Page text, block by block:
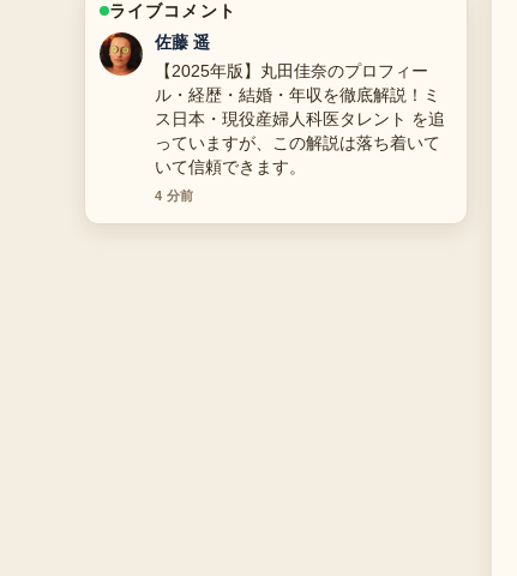
ライブコメント
伊藤 芽衣
花輪とは？読み方・種類・価格相場・
マナー解説 の背景説明が助かります。
ライブ更新を続けてください。
6 分前